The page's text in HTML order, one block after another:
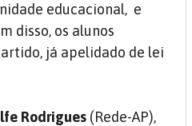
educacional, e
disso, os alunos
já apelidado de lei
Rodrigues (Rede-AP),